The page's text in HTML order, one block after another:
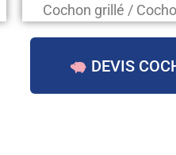
Cochon grillé /
DEVIS